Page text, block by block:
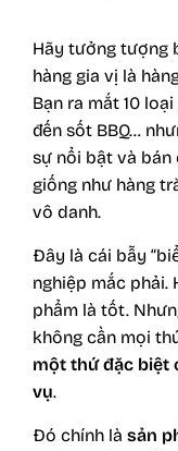
Hãy tưởng tượng
hàng gia vị là
Bạn ra mắt 10
đến sốt BBQ…
sự nổi bật và bán
giống như hàng
vô danh.
Đây là cái bẫy
nghiệp mắc phải.
phẩm là tốt.
không cần mọi
một thứ đặc biệt
vụ.
Đó chính là sản